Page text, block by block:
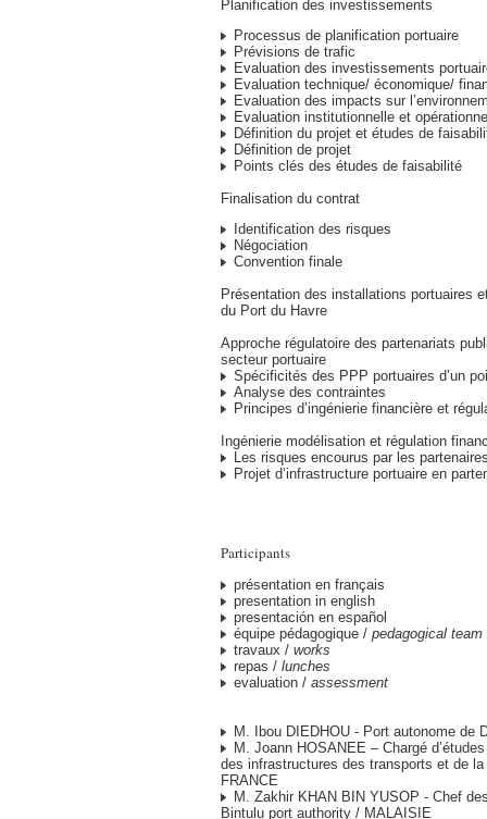
Planification des investissements
Processus de planification portuaire
Prévisions de trafic
Evaluation des investissements
Evaluation technique/ économique/
Evaluation des impacts sur
Evaluation institutionnelle et
Définition du projet et études de
Définition de projet
Points clés des études de faisabilité
Finalisation du contrat
Identification des risques
Négociation
Convention finale
Présentation des installations portuaires
du Port du Havre
Approche régulatoire des partenariats
secteur portuaire
Spécificités des PPP portuaires d’un
Analyse des contraintes
Principes d’ingénierie financière et
Ingénierie modélisation et régulation
Les risques encourus par les
Projet d’infrastructure portuaire en
Participants
présentation en français
presentation in english
presentación en español
équipe pédagogique / pedagogical team
travaux / works
repas / lunches
evaluation / assessment
M. Ibou DIEDHOU - Port autonome de
M. Joann HOSANEE – Chargé
des infrastructures des transports et de
FRANCE
M. Zakhir KHAN BIN YUSOP - Chef
Bintulu port authority / MALAISIE